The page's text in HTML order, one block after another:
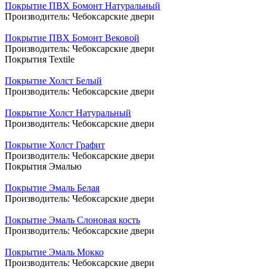
Покрытие ПВХ Бомонт Натуральный
Производитель: Чебоксарские двери
Покрытие ПВХ Бомонт Вековой
Производитель: Чебоксарские двери
Покрытия Textile
Покрытие Холст Белый
Производитель: Чебоксарские двери
Покрытие Холст Натуральный
Производитель: Чебоксарские двери
Покрытие Холст Графит
Производитель: Чебоксарские двери
Покрытия Эмалью
Покрытие Эмаль Белая
Производитель: Чебоксарские двери
Покрытие Эмаль Слоновая кость
Производитель: Чебоксарские двери
Покрытие Эмаль Мокко
Производитель: Чебоксарские двери